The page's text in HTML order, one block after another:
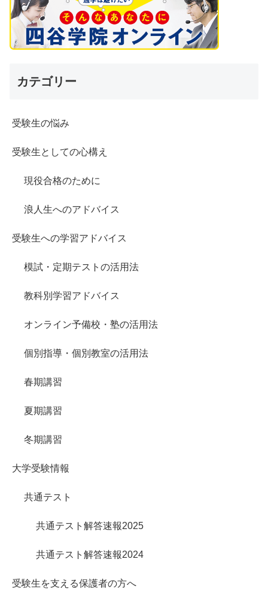
カテゴリー
受験生の悩み
受験生としての心構え
現役合格のために
浪人生へのアドバイス
受験生への学習アドバイス
模試・定期テストの活用法
教科別学習アドバイス
オンライン予備校・塾の活用法
個別指導・個別教室の活用法
春期講習
夏期講習
冬期講習
大学受験情報
共通テスト
共通テスト解答速報2025
共通テスト解答速報2024
受験生を支える保護者の方へ